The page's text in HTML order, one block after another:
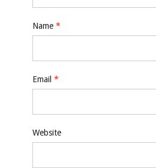
Name *
Email *
Website